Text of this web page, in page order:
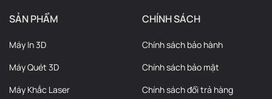
SẢN PHẨM
Máy In 3D
Máy Quét 3D
Máy Khắc Laser
CHÍNH SÁCH
Chính sách bảo hành
Chính sách bảo mật
Chính sách đổi trả hàng